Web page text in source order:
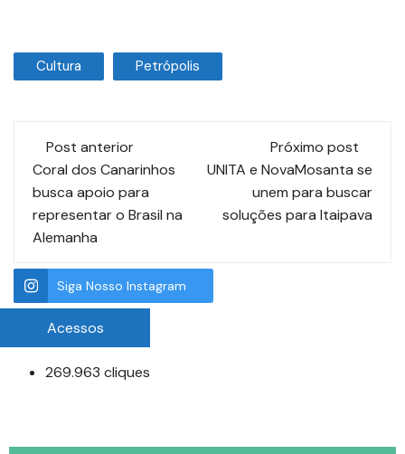
Cultura Petrópolis
Post anterior
Coral dos Canarinhos
busca apoio para
representar o Brasil na
Alemanha
Próximo post
UNITA e NovaMosanta se
unem para buscar
soluções para Itaipava
Siga Nosso Instagram
Acessos
269.963 cliques